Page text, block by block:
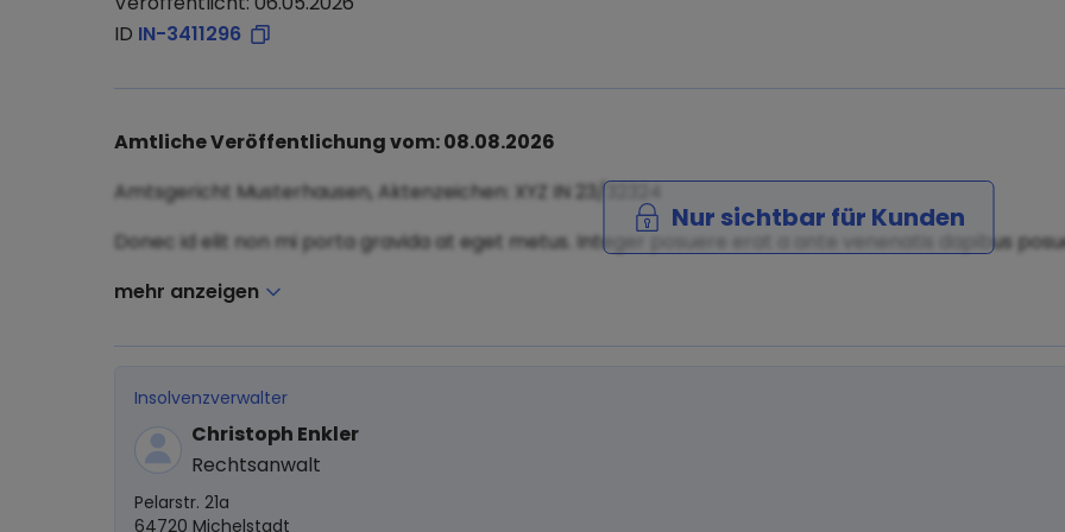
ID IN-3411296
Amtliche Veröffentlichung vom: 08.08.2026
Amtsgericht Musterhausen, Aktenzeichen: XYZ IN 23/32324
Donec id elit non mi porta gravida at eget metus. Integer posuere erat a ante venenatis dapibus
Nur sichtbar für Kunden
mehr anzeigen
Insolvenzverwalter
Christoph Enkler
Rechtsanwalt
Pelarstr. 21a
64720 Michelstadt